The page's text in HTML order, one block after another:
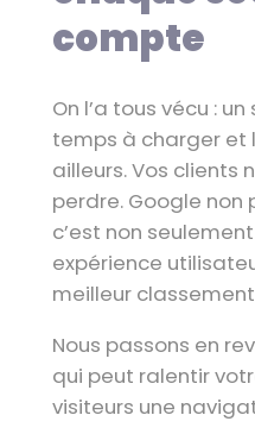
compte
On l’a tous vécu :
temps à charger et
ailleurs. Vos clients
perdre. Google non
c’est non
expérience
meilleur
Nous passons en
qui peut ralentir
visiteurs une